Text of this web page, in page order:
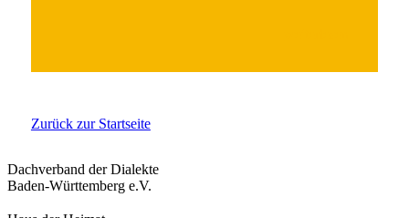
Zurück zur Startseite
Dachverband der Dialekte
Baden-Württemberg e.V.